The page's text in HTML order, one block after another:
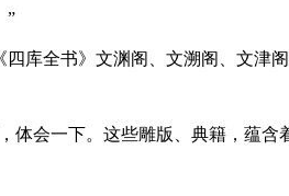
”
库全书》文渊阁、文溯阁、文津
体会一下。这些雕版、典籍，蕴含